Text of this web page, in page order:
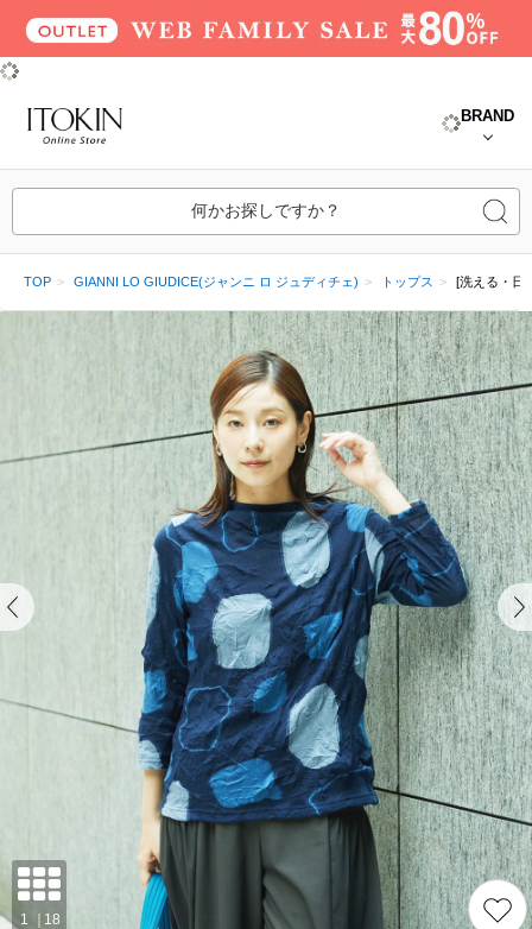
BRAND
何かお探しですか？
TOP GIANNI LO GIUDICE(ジャンニ ロ ジュディチェ) トップス [洗える・日